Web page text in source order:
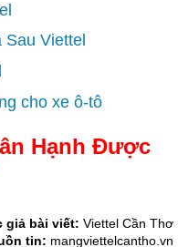
Viettel
cho xe ô-tô
Hạnh Được
giả bài viết: Viettel Cần Thơ
tin: mangviettelcantho.vn